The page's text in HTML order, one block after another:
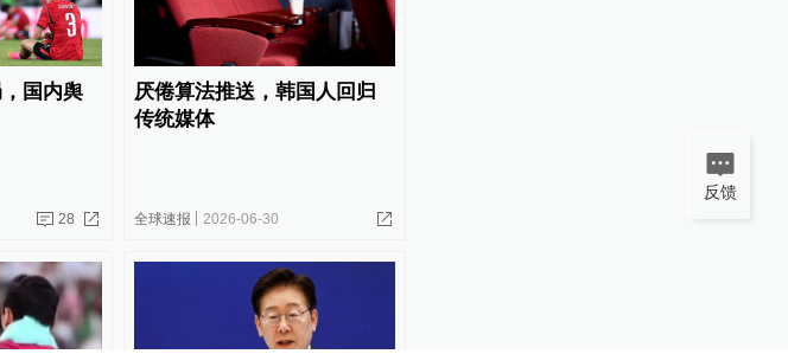
国内舆
28
厌倦算法推送，韩国人回归
传统媒体
全球速报 2026-06-30
反馈